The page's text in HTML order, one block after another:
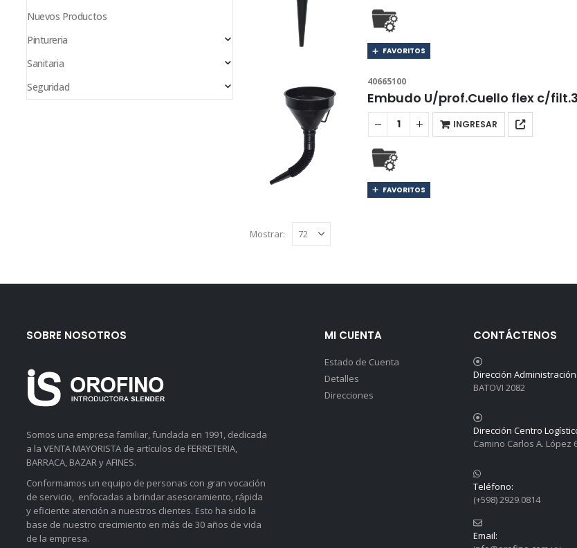
FAVORITOS
40665100
Embudo U/prof.Cuello flex c/
INGRESAR
FAVORITOS
Mostrar:
Nuevos Productos
Pintureria
Sanitaria
Seguridad
SOBRE NOSOTROS
Somos una empresa familiar, fundada en 1991, dedicada
a la VENTA MAYORISTA de artículos de FERRETERIA,
BARRACA, BAZAR y AFINES.
Conformamos un equipo de personas con gran vocación
de servicio, enfocadas a brindar asesoramiento, rápida
y eficiente atención a nuestros clientes. Esto ha sido la
base de nuestro crecimiento en más de 30 años de vida
de la empresa.
MI CUENTA
Estado de Cuenta
Detalles
Direcciones
CONTÁCTENOS
Dirección Administración:
BATOVI 2082
Dirección Centro
Camino Carlos A. López
Teléfono:
(+598) 2929.0814
Email: